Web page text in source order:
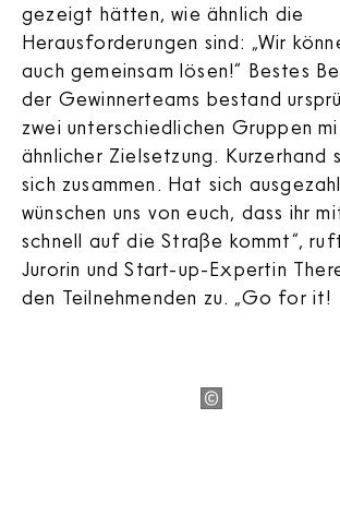
gezeigt hätten, wie ähnlich die
Herausforderungen sind: „Wir
auch gemeinsam lösen!“ Bestes
der Gewinnerteams bestand
zwei unterschiedlichen Gruppen
ähnlicher Zielsetzung. Kurzerhand
sich zusammen. Hat sich
wünschen uns von euch, dass ihr
schnell auf die Straße kommt“,
Jurorin und Start-up-Expertin
den Teilnehmenden zu. „Go for it!